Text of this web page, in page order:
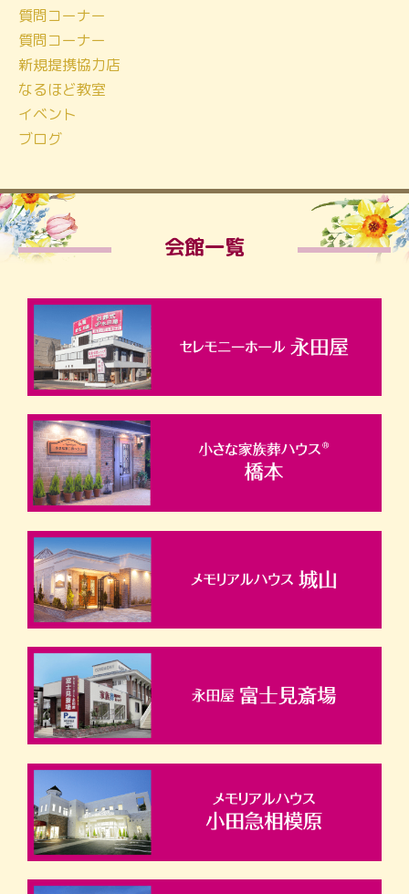
質問コーナー
質問コーナー
新規提携協力店
なるほど教室
イベント
ブログ
会館一覧